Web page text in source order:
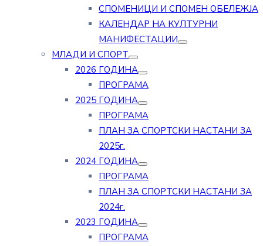
СПОМЕНИЦИ И СПОМЕН ОБЕЛЕЖЈА
КАЛЕНДАР НА КУЛТУРНИ
МАНИФЕСТАЦИИ
МЛАДИ И СПОРТ
2026 ГОДИНА
ПРОГРАМА
2025 ГОДИНА
ПРОГРАМА
ПЛАН ЗА СПОРТСКИ НАСТАНИ ЗА
2025г.
2024 ГОДИНА
ПРОГРАМА
ПЛАН ЗА СПОРТСКИ НАСТАНИ ЗА
2024г.
2023 ГОДИНА
ПРОГРАМА